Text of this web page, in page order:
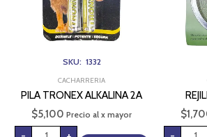
SKU: 1332
CACHARRERIA
PILA TRONEX ALKALINA 2A
$5,100 Precio al x mayor
$